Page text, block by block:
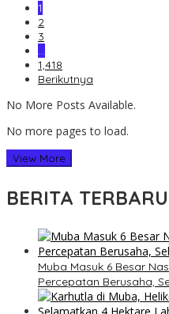
1
2
3
…
1,418
Berikutnya
No More Posts Available.
No more pages to load.
View More
BERITA TERBARU
Muba Masuk 6 Besar
Percepatan Berusaha,